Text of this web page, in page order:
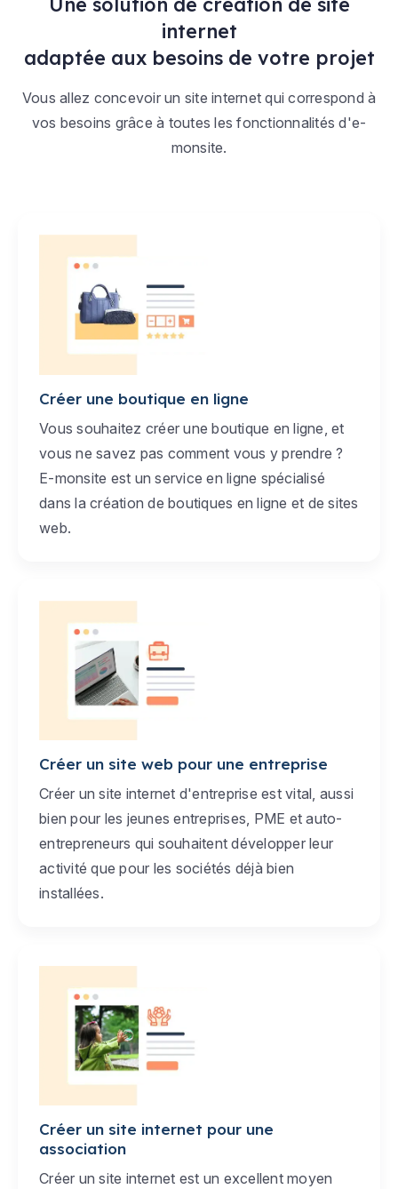
internet
adaptée aux besoins de votre projet
Vous allez concevoir un site internet qui correspond à
vos besoins grâce à toutes les fonctionnalités d'e-
monsite.
Créer une boutique en ligne
Vous souhaitez créer une boutique en ligne, et
vous ne savez pas comment vous y prendre ?
E-monsite est un service en ligne spécialisé
dans la création de boutiques en ligne et de sites
web.
Créer un site web pour une entreprise
Créer un site internet d'entreprise est vital, aussi
bien pour les jeunes entreprises, PME et auto-
entrepreneurs qui souhaitent développer leur
activité que pour les sociétés déjà bien
installées.
Créer un site internet pour une
association
Créer un site internet est un excellent moyen